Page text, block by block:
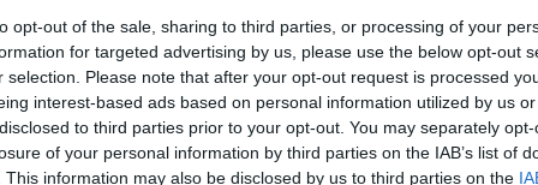
opt-out of the sale, sharing to third parties, or processing of your
for targeted advertising by us, please use the below opt-out
selection. Please note that after your opt-out request is processed
interest-based ads based on personal information utilized by us
to third parties prior to your opt-out. You may separately
of your personal information by third parties on the IAB’s list of
This information may also be disclosed by us to third parties on the
a kórháznál és még az
minket, teljes útzárat biztosítva az